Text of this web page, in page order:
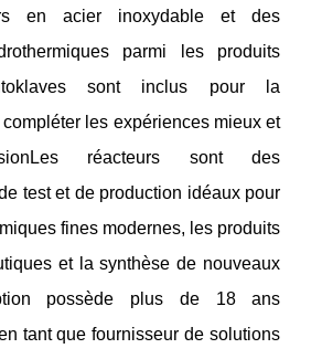
en acier inoxydable et des
parmi les produits
sont inclus pour la
les expériences mieux et
réacteurs sont des
test et de production idéaux pour
fines modernes, les produits
et la synthèse de nouveaux
possède plus de 18 ans
tant que fournisseur de solutions